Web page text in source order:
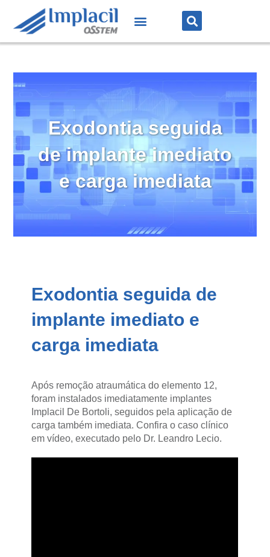
Exodontia seguida
de implante imediato
e carga imediata
Exodontia seguida de
implante imediato e
carga imediata
Após remoção atraumática do elemento 12,
foram instalados imediatamente implantes
Implacil De Bortoli, seguidos pela aplicação de
carga também imediata. Confira o caso clínico
em vídeo, executado pelo Dr. Leandro Lecio.